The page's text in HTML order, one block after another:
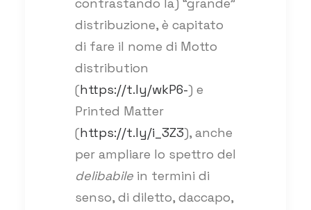
contrastando la) “grande”
distribuzione, è capitato
di fare il nome di Motto
distribution
(https://t.ly/wkP6-) e
Printed Matter
(https://t.ly/i_3Z3), anche
per ampliare lo spettro del
delibabile in termini di
senso, di diletto, daccapo,